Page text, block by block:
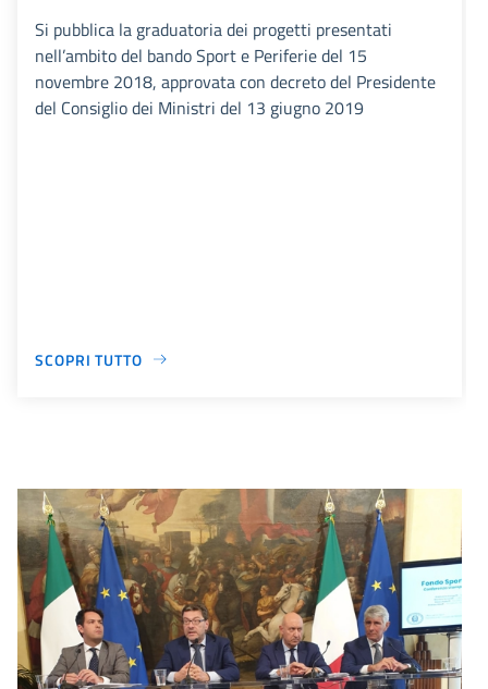
Si pubblica la graduatoria dei progetti presentati
nell’ambito del bando Sport e Periferie del 15
novembre 2018, approvata con decreto del Presidente
del Consiglio dei Ministri del 13 giugno 2019
SCOPRI TUTTO